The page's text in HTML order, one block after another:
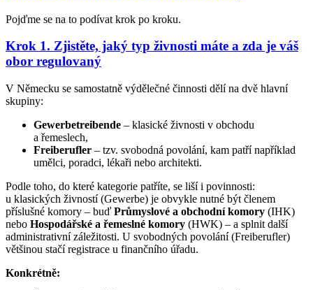
Pojďme se na to podívat krok po kroku.
Krok 1. Zjistěte, jaký typ živnosti máte a zda je váš
obor regulovaný
V Německu se samostatně výdělečné činnosti dělí na dvě hlavní
skupiny:
Gewerbetreibende – klasické živnosti v obchodu
a řemeslech,
Freiberufler – tzv. svobodná povolání, kam patří například
umělci, poradci, lékaři nebo architekti.
Podle toho, do které kategorie patříte, se liší i povinnosti:
u klasických živností (Gewerbe) je obvykle nutné být členem
příslušné komory – buď Průmyslové a obchodní komory (IHK)
nebo Hospodářské a řemeslné komory (HWK) – a splnit další
administrativní záležitosti. U svobodných povolání (Freiberufler)
většinou stačí registrace u finančního úřadu.
Konkrétně: